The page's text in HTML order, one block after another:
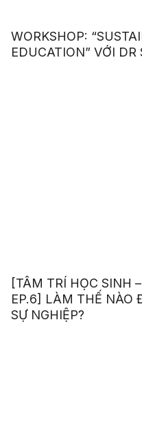
WORKSHOP:
EDUCATION” VỚI DR
[TÂM TRÍ HỌC SINH
EP.6] LÀM THẾ NÀO
SỰ NGHIỆP?